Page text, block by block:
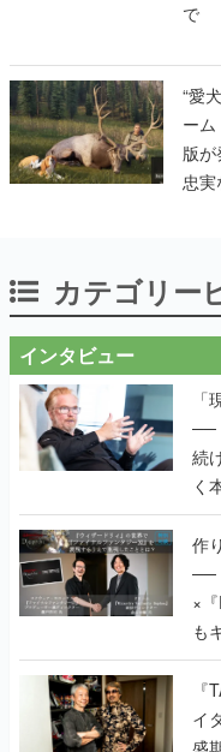
で
“愛
ー
版
忠実
カテゴリー
インタビュー
──
続
く
作
──
×
も
で
く
イ